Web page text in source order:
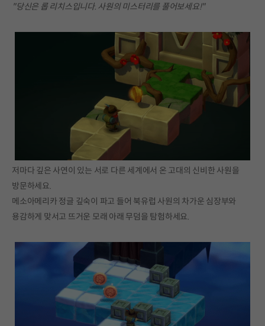
"당신은 롭 리치스입니다. 사원의 미스터리를 풀어보세요!"
저마다 깊은 사연이 있는 서로 다른 세계에서 온 고대의 신비한 사원을
방문하세요.
메소아메리카 정글 깊숙이 파고 들어 북유럽 사원의 차가운 심장부와
용감하게 맞서고 뜨거운 모래 아래 무덤을 탐험하세요.